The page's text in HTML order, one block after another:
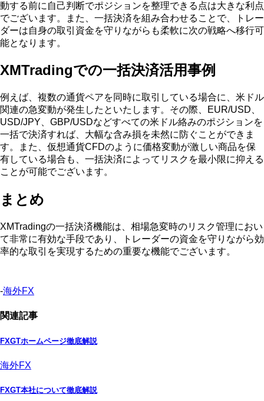
動する前に自己判断でポジションを整理できる点は大きな利点
でございます。また、一括決済を組み合わせることで、トレー
ダーは自身の取引資金を守りながらも柔軟に次の戦略へ移行可
能となります。
XMTradingでの一括決済活用事例
例えば、複数の通貨ペアを同時に取引している場合に、米ドル
関連の急変動が発生したといたします。その際、EUR/USD、
USD/JPY、GBP/USDなどすべての米ドル絡みのポジションを
一括で決済すれば、大幅な含み損を未然に防ぐことができま
す。また、仮想通貨CFDのように価格変動が激しい商品を保
有している場合も、一括決済によってリスクを最小限に抑える
ことが可能でございます。
まとめ
XMTradingの一括決済機能は、相場急変時のリスク管理におい
て非常に有効な手段であり、トレーダーの資金を守りながら効
率的な取引を実現するための重要な機能でございます。
-海外FX
関連記事
FXGTホームページ徹底解説
海外FX
FXGT本社について徹底解説